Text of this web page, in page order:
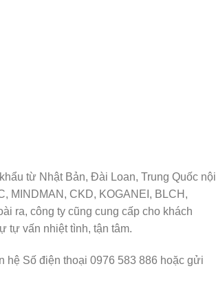
từ Nhật Bản, Đài Loan, Trung Quốc nội
MINDMAN, CKD, KOGANEI, BLCH,
ra, công ty cũng cung cấp cho khách
tự vấn nhiệt tình, tận tâm.
Số điện thoại 0976 583 886 hoặc gửi